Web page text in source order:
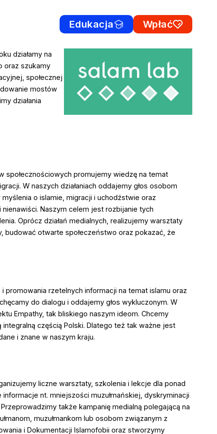
Edukacja Wpłać
działamy na
oraz szukamy
społecznej
mostów
działania
promujemy wiedzę na temat
W naszych działaniach oddajemy głos osobom
o islamie, migracji i uchodźstwie oraz
Naszym celem jest rozbijanie tych
Oprócz działań medialnych, realizujemy warsztaty
otwarte społeczeństwo oraz pokazać, że
promowania rzetelnych informacji na temat islamu oraz
do dialogu i oddajemy głos wykluczonym. W
Empathy, tak bliskiego naszym ideom. Chcemy
integralną częścią Polski. Dlatego też tak ważne jest
i znane w naszym kraju.
liczne warsztaty, szkolenia i lekcje dla ponad
nt. mniejszości muzułmańskiej, dyskryminacji
także kampanię medialną polegającą na
muzułmankom lub osobom związanym z
i Dokumentacji Islamofobii oraz stworzymy